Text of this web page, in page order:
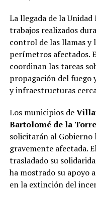
La llegada de la
trabajos realizados
control de las llamas y
perímetros afectados.
coordinan las tareas
propagación del fuego
y infraestructuras
Los municipios de
Bartolomé de la Torre
solicitarán al Gobierno
gravemente afectada.
trasladado su
ha mostrado su apoyo
en la extinción del